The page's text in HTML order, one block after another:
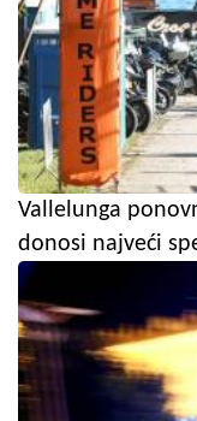
Vallelunga
donosi najveći